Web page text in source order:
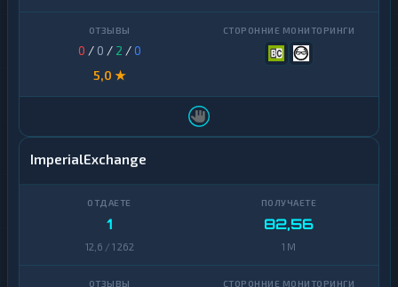
0 / 0 / 2 /0
5,0 ★
ImperialExchange
1
12,6 / 1 262
82,56
1 M